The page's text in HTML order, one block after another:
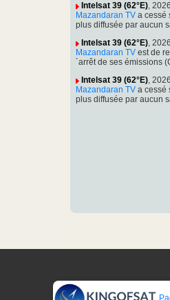
Intelsat 39 (62°E),
Mazandaran TV a cessé
plus diffusée par aucun
Intelsat 39 (62°E),
Mazandaran TV est de
´arrêt de ses émissions
Intelsat 39 (62°E),
Mazandaran TV a cessé
plus diffusée par aucun